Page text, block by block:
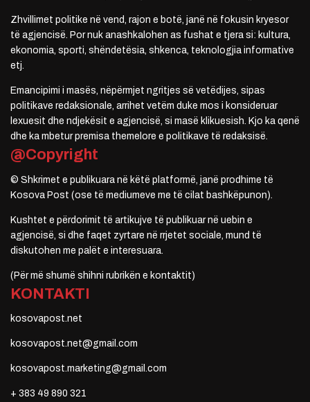
Zhvillimet politike në vend, rajon e botë, janë në fokusin kryesor
të agjencisë. Por nuk anashkalohen as fushat e tjera si: kultura,
ekonomia, sporti, shëndetësia, shkenca, teknologjia informative
etj.
Emancipimi i masës, nëpërmjet ngritjes së vetëdijes, sipas
politikave redaksionale, arrihet vetëm duke mos i konsideruar
lexuesit dhe ndjekësit e agjencisë, si masë klikuesish. Kjo ka qenë
dhe ka mbetur premisa themelore e politikave të redaksisë.
@Copyright
© Shkrimet e publikuara në këtë platformë, janë prodhime të
Kosova Post (ose të mediumeve me të cilat bashkëpunon).
Kushtet e përdorimit të artikujve të publikuar në uebin e
agjencisë, si dhe faqet zyrtare në rrjetet sociale, mund të
diskutohen me palët e interesuara.
(Për më shumë shihni rubrikën e kontaktit)
KONTAKTI
kosovapost.net
kosovapost.net@gmail.com
kosovapost.marketing@gmail.com
+ 383 49 890 321